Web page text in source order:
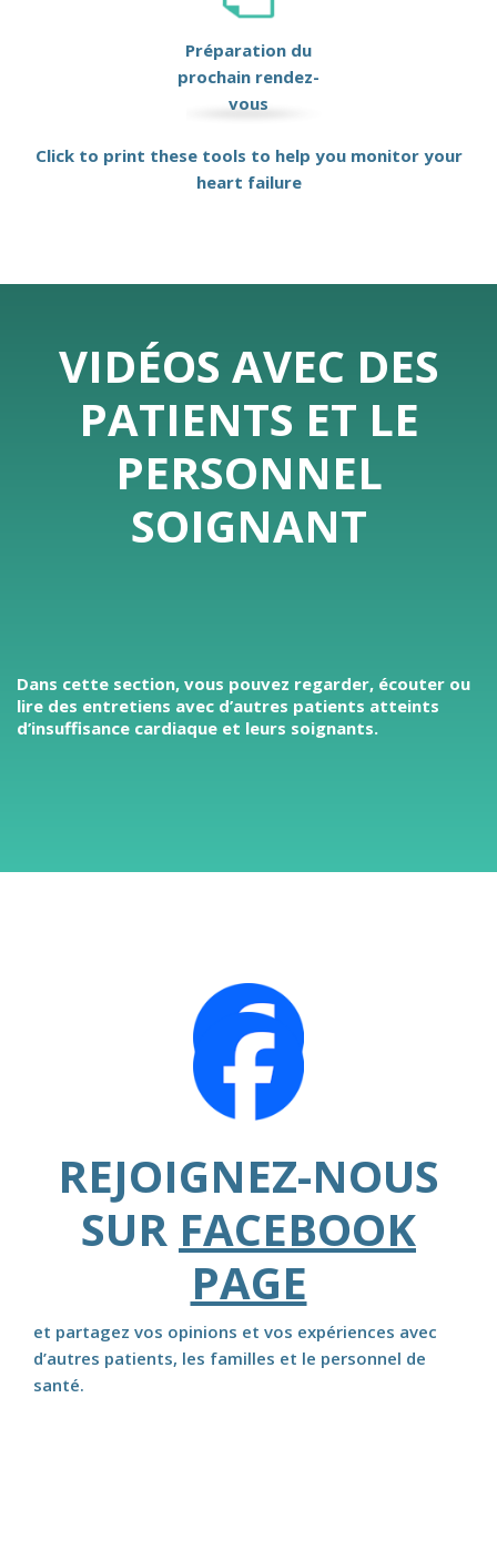
Préparation du
prochain rendez-
vous
Click to print these tools to help you monitor your
heart failure
VIDÉOS AVEC DES
PATIENTS ET LE
PERSONNEL
SOIGNANT
Dans cette section, vous pouvez regarder, écouter ou
lire des entretiens avec d’autres patients atteints
d’insuffisance cardiaque et leurs soignants.
REJOIGNEZ-NOUS
SUR FACEBOOK
PAGE
et partagez vos opinions et vos expériences avec
d’autres patients, les familles et le personnel de
santé.